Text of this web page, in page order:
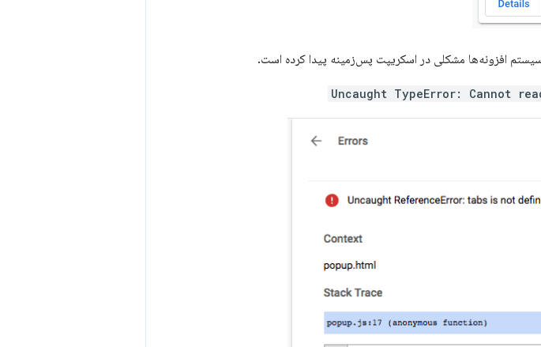
افزونه‌ها مشکلی در اسکریپت پس‌زمینه پیدا کرده است.
Uncaught TypeError: Cannot